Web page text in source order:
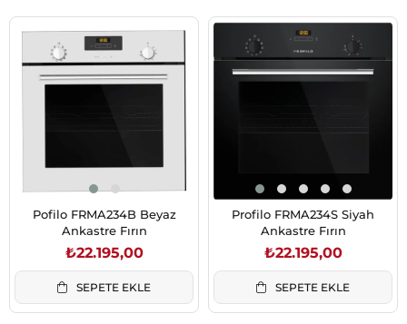
Pofilo FRMA234B Beyaz
Ankastre Fırın
₺22.195,00
SEPETE EKLE
Profilo FRMA234S Siyah
Ankastre Fırın
₺22.195,00
SEPETE EKLE